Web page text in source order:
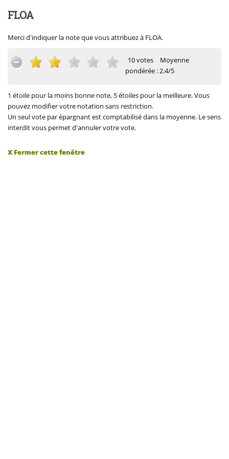
FLOA
Merci d'indiquer la note que vous attribuez à FLOA.
10 votes
Moyenne
pondérée : 2.4/5
1 étoile pour la moins bonne note, 5 étoiles pour la meilleure. Vous
pouvez modifier votre notation sans restriction.
Un seul vote par épargnant est comptabilisé dans la moyenne. Le sens
interdit vous permet d'annuler votre vote.
X Fermer cette fenêtre